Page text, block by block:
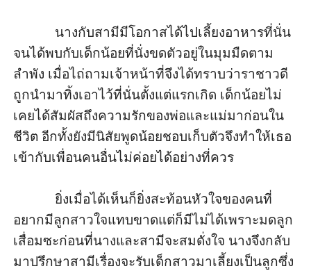
เตียงจุดหมายคือประตูห้อง…
นางกับสามีมีโอกาสได้ไปเลี้ยงอาหารที่นั่น
จนได้พบกับเด็กน้อยที่นั่งขดตัวอยู่ในมุมมืดตาม
ลำพัง เมื่อไถ่ถามเจ้าหน้าที่จึงได้ทราบว่าราชาวดี
ถูกนำมาทิ้งเอาไว้ที่นั่นตั้งแต่แรกเกิด เด็กน้อยไม่
เคยได้สัมผัสถึงความรักของพ่อและแม่มาก่อนใน
ชีวิต อีกทั้งยังมีนิสัยพูดน้อยชอบเก็บตัวจึงทำให้เธอ
เข้ากับเพื่อนคนอื่นไม่ค่อยได้อย่างที่ควร
ยิ่งเมื่อได้เห็นก็ยิ่งสะท้อนหัวใจของคนที่
อยากมีลูกสาวใจแทบขาดแต่ก็มีไม่ได้เพราะมดลูก
เสื่อมซะก่อนที่นางและสามีจะสมดั่งใจ นางจึงกลับ
มาปรึกษาสามีเรื่องจะรับเด็กสาวมาเลี้ยงเป็นลูกซึ่ง